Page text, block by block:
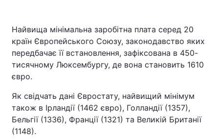
Найвища мінімальна заробітна плата серед 20
країн Європейського Союзу, законодавство яких
передбачає її встановлення, зафіксована в 450-
тисячному Люксембургу, де вона становить 1610
євро.
Як свідчать дані Євростату, найвищий мінімум
також в Ірландії (1462 євро), Голландії (1357),
Бельгії (1336), Франції (1321) та Великій Британії
(1148).